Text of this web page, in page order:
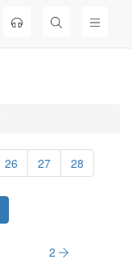
26 27 28
2